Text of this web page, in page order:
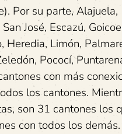
Por su parte, Alajuela,
José, Escazú,
Heredia, Limón,
Pococí,
con más
los cantones.
son 31 cantones los
con todos los demás.